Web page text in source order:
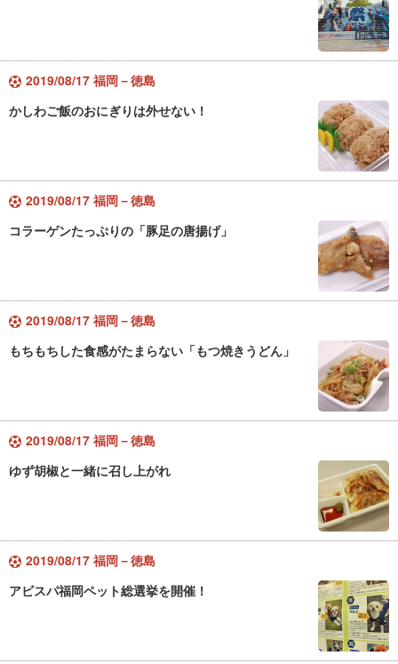
2019/08/17 福岡－徳島
かしわご飯のおにぎりは外せない！
2019/08/17 福岡－徳島
コラーゲンたっぷりの「豚足の唐揚げ」
2019/08/17 福岡－徳島
もちもちした食感がたまらない「もつ焼きうどん」
2019/08/17 福岡－徳島
ゆず胡椒と一緒に召し上がれ
2019/08/17 福岡－徳島
アビスパ福岡ペット総選挙を開催！